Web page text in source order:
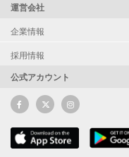
運営会社
企業情報
採用情報
公式アカウント